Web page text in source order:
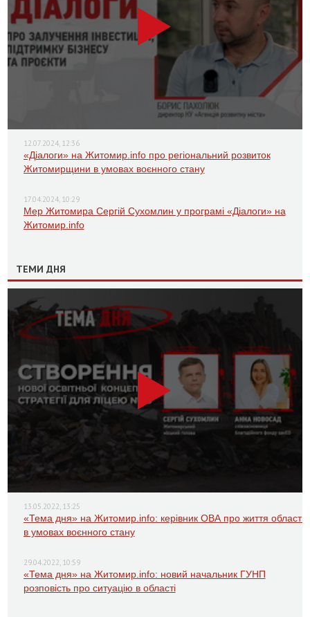
12.07.2024, 12:36
«Діалоги» на Житомир.info про регіональний розвиток
Житомирщини в умовах воєнного стану
17.04.2024, 10:29
Мер Житомира Сергій Сухомлин у програмі «Діалоги» на
Житомир.info
ТЕМИ ДНЯ
13.05.2022, 13:25
«Тема дня» на Житомир.info: керівник ОВА про життя області
в умовах воєнного стану
29.04.2022, 10:59
«Тема дня» на Житомир.info: новий начальник ГУНП
розповість про ситуацію в області